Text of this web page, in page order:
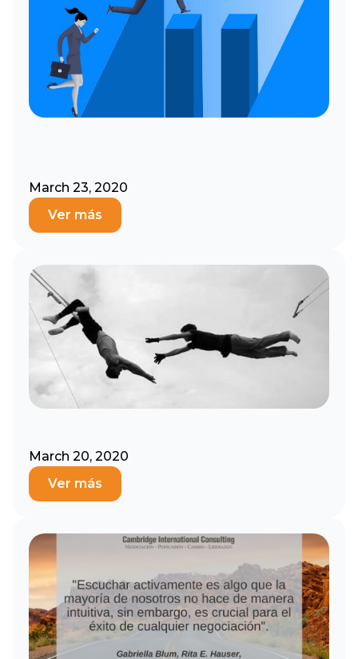
March 23, 2020
Ver más
March 20, 2020
Ver más